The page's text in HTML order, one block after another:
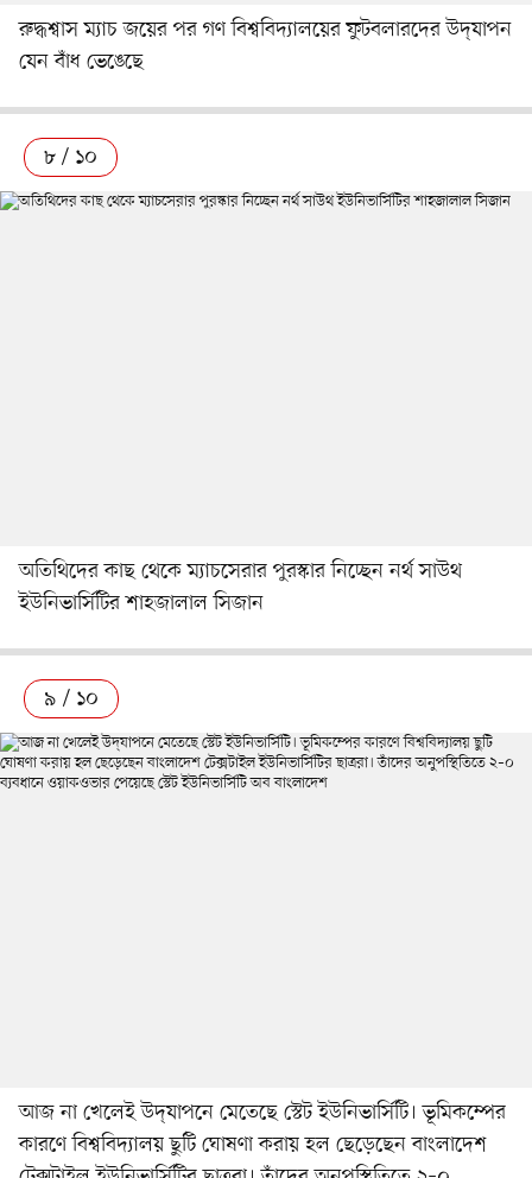
রুদ্ধশ্বাস ম্যাচ জয়ের পর গণ বিশ্ববিদ্যালয়ের ফুটবলারদের উদ্‌যাপন
যেন বাঁধ ভেঙেছে
৮ / ১০
অতিথিদের কাছ থেকে ম্যাচসেরার পুরস্কার নিচ্ছেন নর্থ সাউথ
ইউনিভার্সিটির শাহজালাল সিজান
৯ / ১০
আজ না খেলেই উদ্‌যাপনে মেতেছে স্টেট ইউনিভার্সিটি। ভূমিকম্পের
কারণে বিশ্ববিদ্যালয় ছুটি ঘোষণা করায় হল ছেড়েছেন বাংলাদেশ